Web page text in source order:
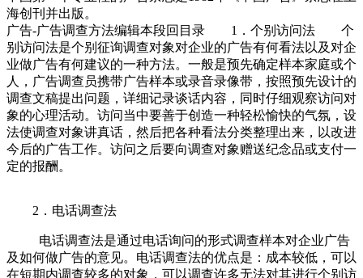
海创刊并出版。
广告-广告调查方法编辑本段回目录 1．个别访问法 个
别访问法是个别征询调查对象对企业的广告有何看法以及对企
业做广告有何建议的一种方法。一般是预先确定样本家庭或个
人，广告调查员携带广告样本或录音录像带，按照预先设计的
调查文稿提出问题，详细记录谈话内容，同时仔细观察访问对
象的心理活动。访问当中要善于创造一种轻松愉快的气氛，设
法使调查对象讲真话，然后把各种看法分类整理出来，以改进
今后的广告工作。访问之后要向调查对象赠送纪念品或支付一
定的报酬。
2．电话调查法
电话调查法是通过电话询问的形式调查样本对企业广告
及如何做广告的意见。电话调查法的优点是：成本较低，可以
在短期内调查较多的对象，可以调查许多无法对其进行个别访